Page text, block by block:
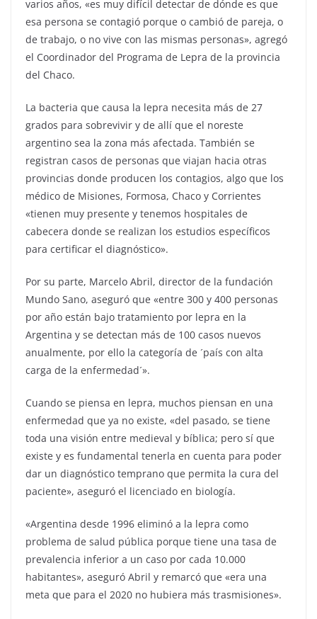
varios años, «es muy difícil detectar de dónde es que
esa persona se contagió porque o cambió de pareja, o
de trabajo, o no vive con las mismas personas», agregó
el Coordinador del Programa de Lepra de la provincia
del Chaco.
La bacteria que causa la lepra necesita más de 27
grados para sobrevivir y de allí que el noreste
argentino sea la zona más afectada. También se
registran casos de personas que viajan hacia otras
provincias donde producen los contagios, algo que los
médico de Misiones, Formosa, Chaco y Corrientes
«tienen muy presente y tenemos hospitales de
cabecera donde se realizan los estudios específicos
para certificar el diagnóstico».
Por su parte, Marcelo Abril, director de la fundación
Mundo Sano, aseguró que «entre 300 y 400 personas
por año están bajo tratamiento por lepra en la
Argentina y se detectan más de 100 casos nuevos
anualmente, por ello la categoría de ´país con alta
carga de la enfermedad´».
Cuando se piensa en lepra, muchos piensan en una
enfermedad que ya no existe, «del pasado, se tiene
toda una visión entre medieval y bíblica; pero sí que
existe y es fundamental tenerla en cuenta para poder
dar un diagnóstico temprano que permita la cura del
paciente», aseguró el licenciado en biología.
«Argentina desde 1996 eliminó a la lepra como
problema de salud pública porque tiene una tasa de
prevalencia inferior a un caso por cada 10.000
habitantes», aseguró Abril y remarcó que «era una
meta que para el 2020 no hubiera más trasmisiones».